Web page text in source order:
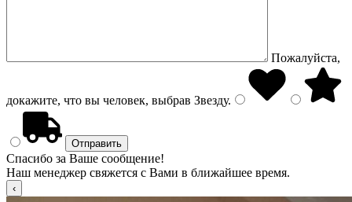
Пожалуйста,
докажите, что вы человек, выбрав Звезду.
Спасибо за Ваше сообщение!
Наш менеджер свяжется с Вами в ближайшее время.